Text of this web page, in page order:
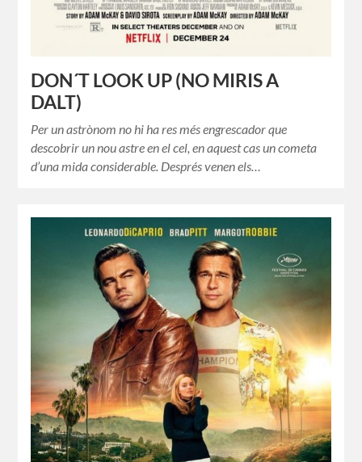
DON´T LOOK UP (NO MIRIS A
DALT)
Per un astrònom no hi ha res més engrescador que
descobrir un nou astre en el cel, en aquest cas un cometa
d’una mida considerable. Després venen els…